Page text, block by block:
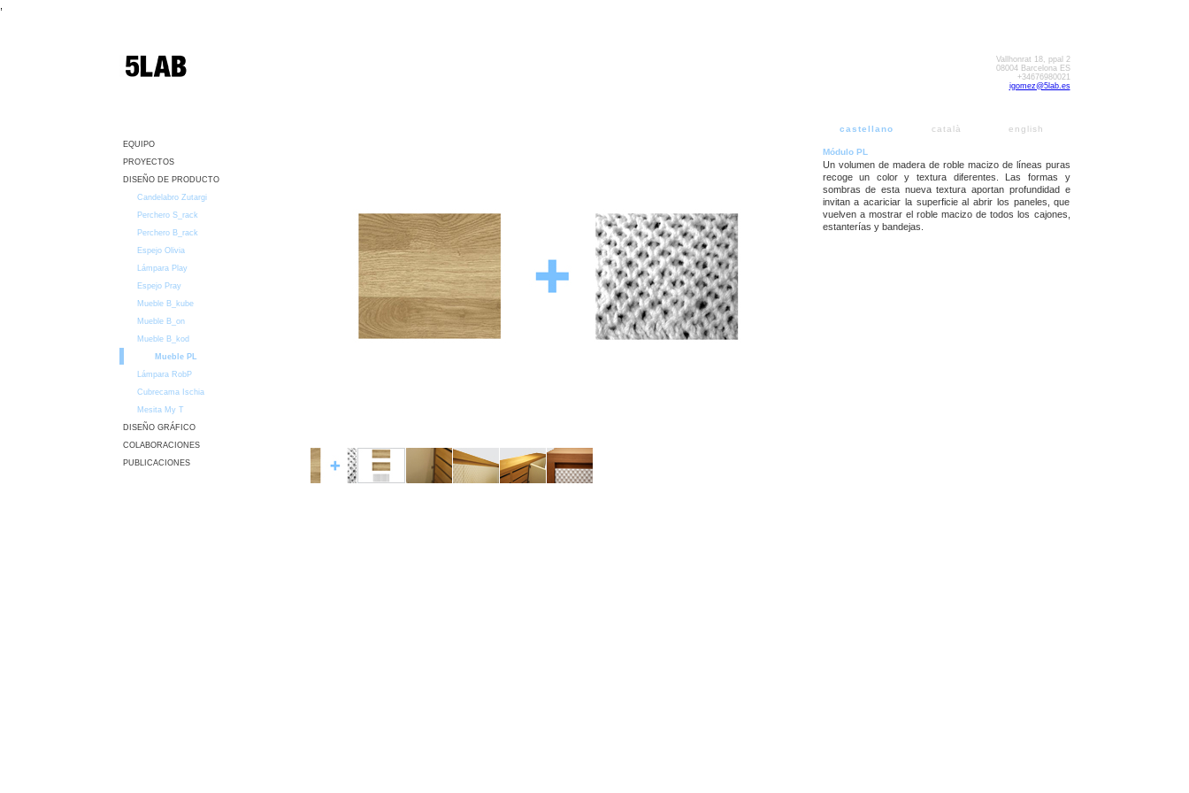
Vallhonrat 18, ppal 2
08004 Barcelona ES
+34676980021
igomez@5lab.es
EQUIPO
PROYECTOS
DISEÑO DE PRODUCTO
Candelabro Zutargi
Perchero S_rack
Perchero B_rack
Espejo Olivia
Lámpara Play
Espejo Pray
Mueble B_kube
Mueble B_on
Mueble B_kod
Mueble PL
Lámpara RobP
Cubrecama Ischia
Mesita My T
DISEÑO GRÁFICO
COLABORACIONES
PUBLICACIONES
castellano català english
Módulo PL
Un volumen de madera de roble macizo de líneas puras
recoge un color y textura diferentes. Las formas y
sombras de esta nueva textura aportan profundidad e
invitan a acariciar la superficie al abrir los paneles, que
vuelven a mostrar el roble macizo de todos los cajones,
estanterías y bandejas.